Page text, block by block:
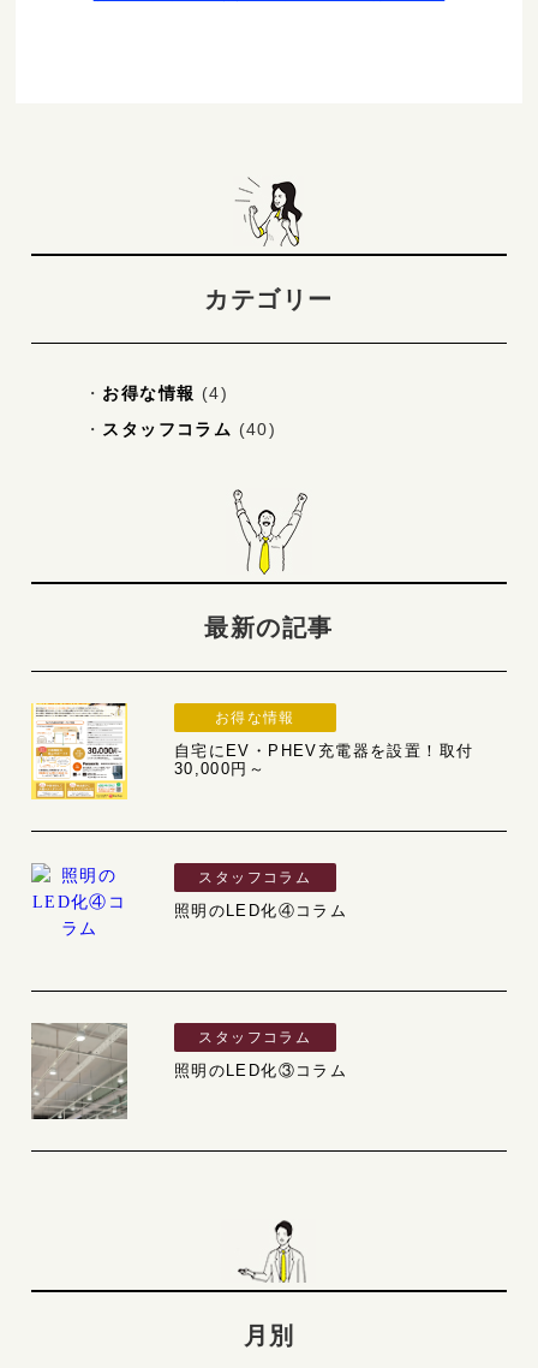
カテゴリー
お得な情報 (4)
スタッフコラム (40)
最新の記事
お得な情報
自宅にEV・PHEV充電器を設置！取付
30,000円～
スタッフコラム
照明のLED化④コラム
スタッフコラム
照明のLED化③コラム
月別